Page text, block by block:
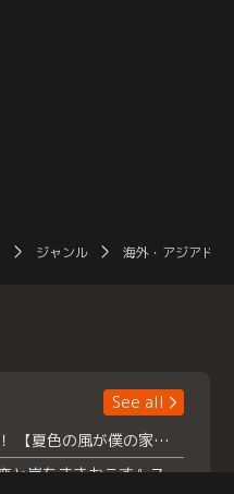
ジャンル 海外・アジアドラ
See all
浮所飛貴主演！ 【夏色の風が僕の家にやってきた】 本日よりテラサで独占配信スタート！
『夏色の雲が恋と嵐をまきおこす』スペシャルメイキング 【Part1】2026年７月18日（土）23時30分～配信スタート！話題のシーンの裏側を大公開！豪華キャスト大集合！ 『武宮家 真夏の家族会議』開催！